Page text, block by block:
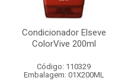
Condicionador Elseve
ColorVive 200ml
Código: 110329
Embalagem: 01X200ML